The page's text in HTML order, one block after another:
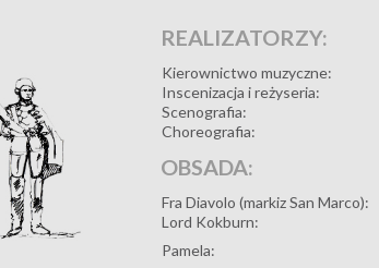
REALIZATORZY:
Kierownictwo muzyczne:
Inscenizacja i reżyseria:
Scenografia:
Choreografia:
OBSADA:
Fra Diavolo (markiz San Marco):
Lord Kokburn:
Pamela: